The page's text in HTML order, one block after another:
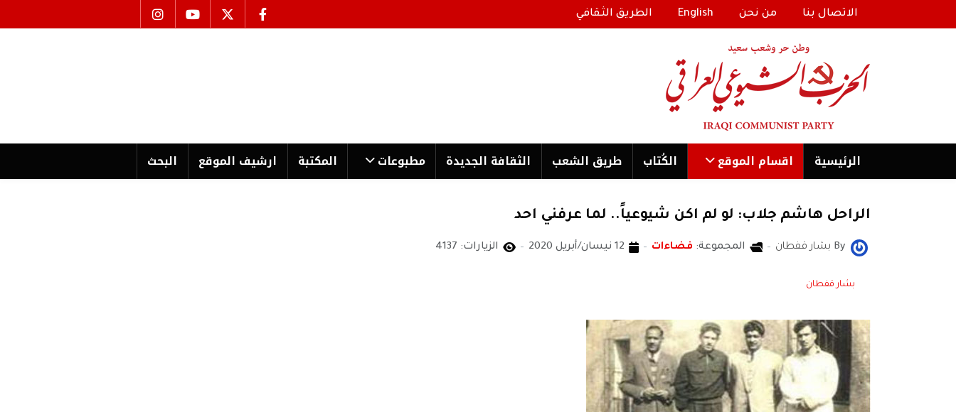
الاتصال بنا من نحن English الطريق الثقافي
الرئیسية اقسام الموقع الكُتاب طریق الشعب الثقافة الجدیدة مطبوعات المكتبة ارشیف الموقع البحث
الراحل هاشم جلاب: لو لم اكن شيوعياً.. لما عرفني احد
By بشار قفطان المجموعة: فضاءات 12 نيسان/أبريل 2020 الزيارات: 4137
بشار قفطان